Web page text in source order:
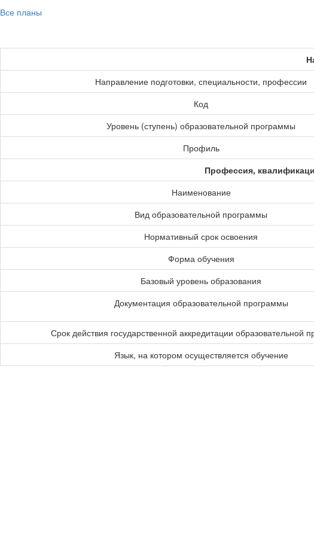
Все планы
Направление подготовки, специальности, профессии
Код
Уровень (ступень) образовательной программы
Профиль
Профессия,
Наименование
Вид образовательной программы
Нормативный срок освоения
Форма обучения
Базовый уровень образования
Документация образовательной программы
Срок действия государственной аккредитации образовательной
Язык, на котором осуществляется обучение